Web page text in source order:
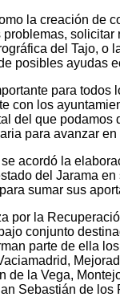
la creación de
solicitar
del Tajo, o
posibles ayudas
para todos
con los
del que podamos
para avanzar en
acordó la
del Jarama
sumar sus
por la
conjunto
parte de ella
de la Vega,
Sebastián de los